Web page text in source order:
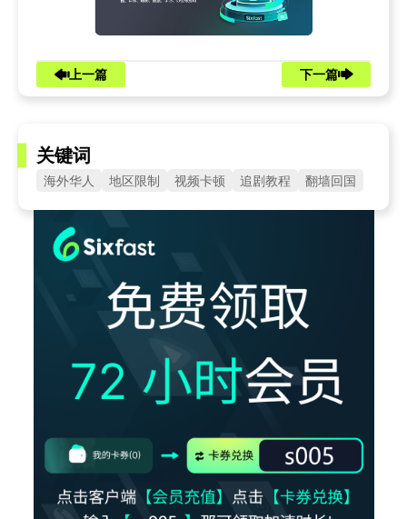
上一篇 下一篇
关键词
海外华人 地区限制 视频卡顿 追剧教程 翻墙回国